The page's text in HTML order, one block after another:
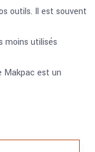
outils. Il est souvent
moins utilisés
Makpac est un